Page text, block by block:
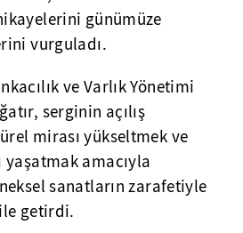
günümüze
vurguladı.
ve Varlık Yönetimi
serginin açılış
mirası yükseltmek ve
yaşatmak amacıyla
sanatların zarafetiyle
getirdi.